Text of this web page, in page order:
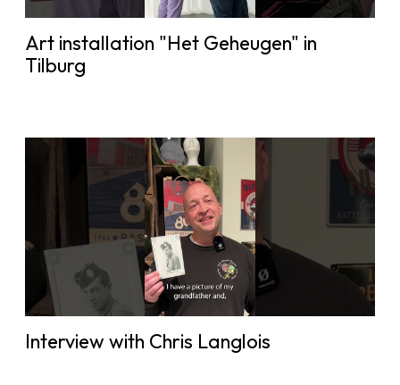
Art installation "Het Geheugen" in
Tilburg
Interview with Chris Langlois